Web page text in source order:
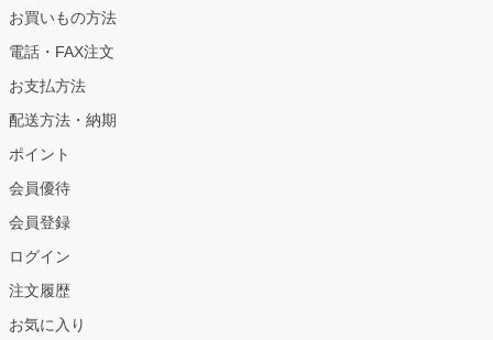
お買いもの方法
電話・FAX注文
お支払方法
配送方法・納期
ポイント
会員優待
会員登録
ログイン
注文履歴
お気に入り